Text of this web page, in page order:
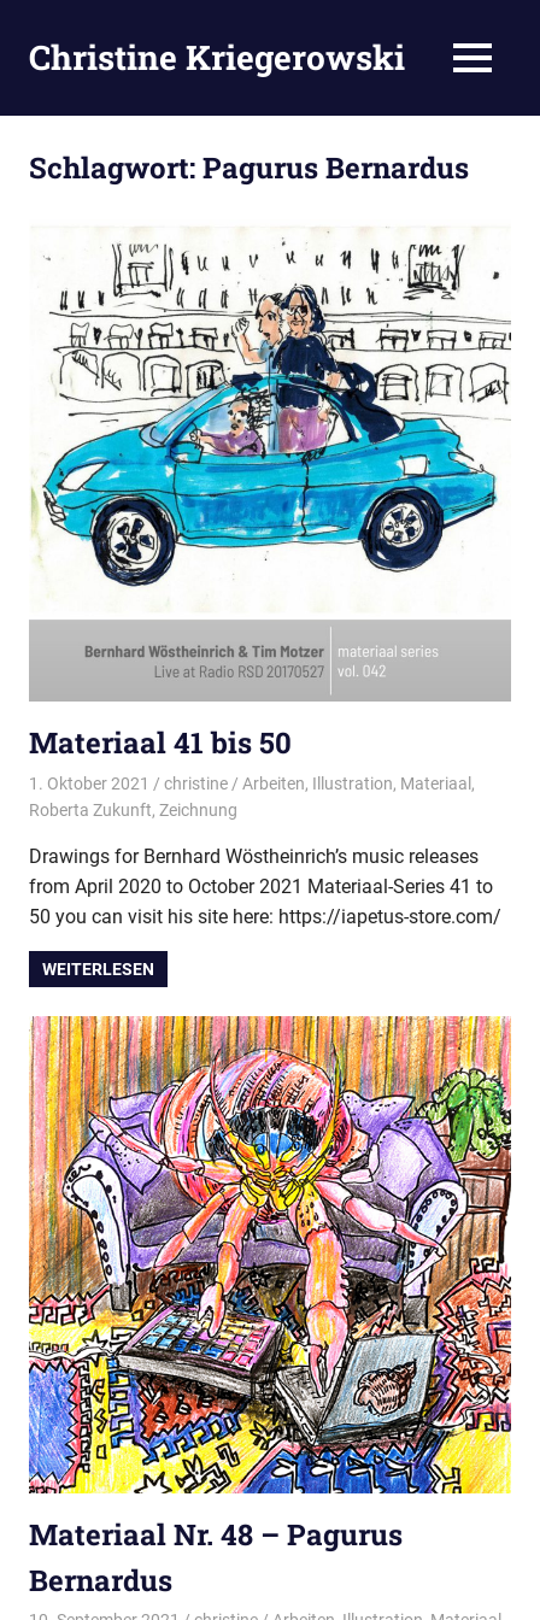
Inhalt
springen
Christine Kriegerowski MENÜ
Schlagwort:Pagurus Bernardus
Materiaal 41 bis 50
1. Oktober 2021 christine Arbeiten, Illustration, Materiaal,
Roberta Zukunft, Zeichnung
Drawings for Bernhard Wöstheinrich’s music releases
from April 2020 to October 2021 Materiaal-Series 41 to
50 you can visit his site here: https://iapetus-store.com/
WEITERLESEN
Materiaal Nr. 48 – Pagurus
Bernardus